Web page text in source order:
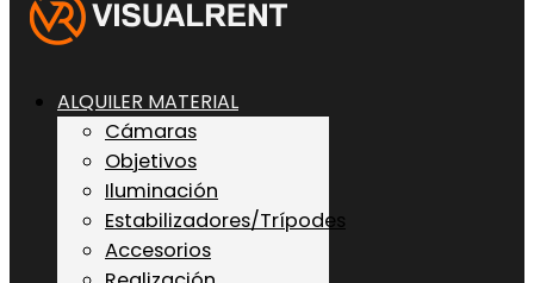
ALQUILER MATERIAL
Cámaras
Objetivos
Iluminación
Estabilizadores/Trípodes
Accesorios